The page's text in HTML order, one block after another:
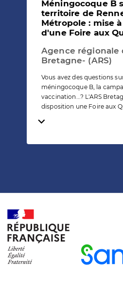
Méningocoque B
territoire de
Métropole : mise
d'une Foire aux
Agence régionale
Bretagne- (ARS)
Vous avez des questions
méningocoque B, la
vaccination...? L'ARS
disposition une Foire aux
Temps de lecture